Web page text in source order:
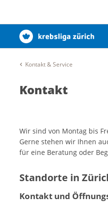
Kontakt & Service
Kontakt
Wir sind von Montag bis
Gerne stehen wir Ihnen
für eine Beratung oder
Standorte in
Kontakt und